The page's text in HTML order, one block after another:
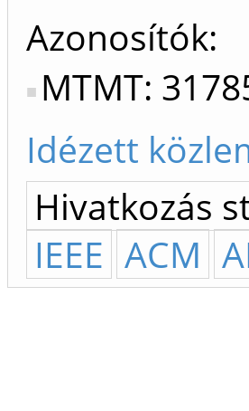
Azonosítók
MTMT:
Idézett
Hivatkozás
IEEE ACM